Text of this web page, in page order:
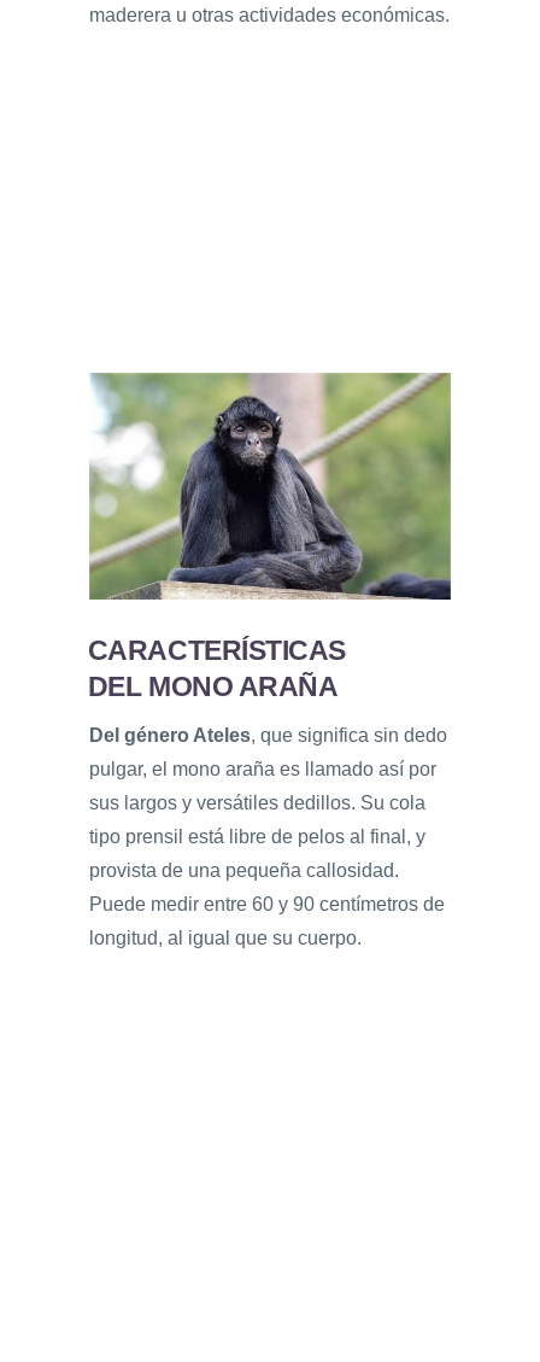
maderera u otras actividades económicas.
CARACTERÍSTICAS
DEL MONO ARAÑA
Del género Ateles, que significa sin dedo
pulgar, el mono araña es llamado así por
sus largos y versátiles dedillos. Su cola
tipo prensil está libre de pelos al final, y
provista de una pequeña callosidad.
Puede medir entre 60 y 90 centímetros de
longitud, al igual que su cuerpo.